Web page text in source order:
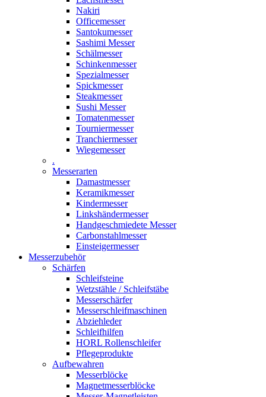
Nakiri
Officemesser
Santokumesser
Sashimi Messer
Schälmesser
Schinkenmesser
Spezialmesser
Spickmesser
Steakmesser
Sushi Messer
Tomatenmesser
Tourniermesser
Tranchiermesser
Wiegemesser
.
Messerarten
Damastmesser
Keramikmesser
Kindermesser
Linkshändermesser
Handgeschmiedete Messer
Carbonstahlmesser
Einsteigermesser
Messerzubehör
Schärfen
Schleifsteine
Wetzstähle / Schleifstäbe
Messerschärfer
Messerschleifmaschinen
Abziehleder
Schleifhilfen
HORL Rollenschleifer
Pflegeprodukte
Aufbewahren
Messerblöcke
Magnetmesserblöcke